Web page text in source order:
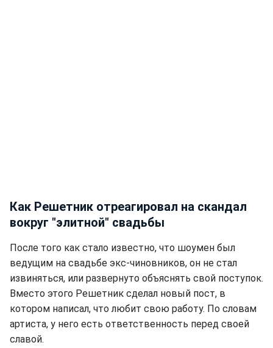
Как Решетник отреагировал на скандал
вокруг "элитной" свадьбы
После того как стало известно, что шоумен был
ведущим на свадьбе экс-чиновников, он не стал
извиняться, или развернуто объяснять свой поступок.
Вместо этого Решетник сделал новый пост, в
котором написал, что любит свою работу. По словам
артиста, у него есть ответственность перед своей
славой.